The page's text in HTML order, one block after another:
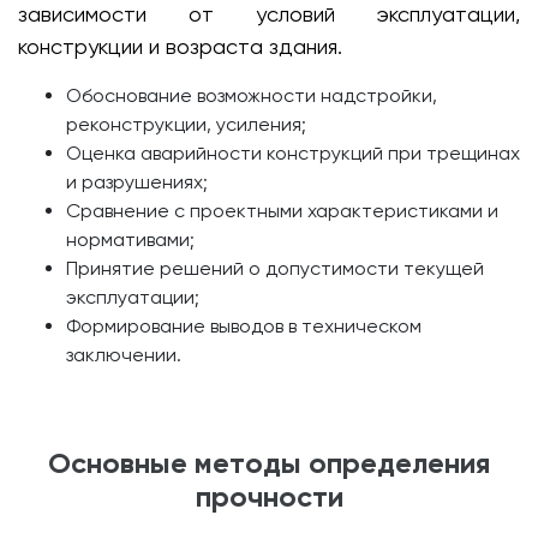
зависимости от условий эксплуатации,
конструкции и возраста здания.
Обоснование возможности надстройки,
реконструкции, усиления;
Оценка аварийности конструкций при трещинах
и разрушениях;
Сравнение с проектными характеристиками и
нормативами;
Принятие решений о допустимости текущей
эксплуатации;
Формирование выводов в техническом
заключении.
Основные методы определения
прочности